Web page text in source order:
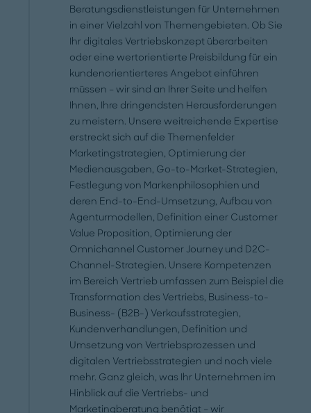
Beratungsdienstleistungen für Unternehmen
in einer Vielzahl von Themengebieten. Ob Sie
Ihr digitales Vertriebskonzept überarbeiten
oder eine wertorientierte Preisbildung für ein
kundenorientierteres Angebot einführen
müssen – wir sind an Ihrer Seite und helfen
Ihnen, Ihre dringendsten Herausforderungen
zu meistern. Unsere weitreichende Expertise
erstreckt sich auf die Themenfelder
Marketingstrategien, Optimierung der
Medienausgaben, Go-to-Market-Strategien,
Festlegung von Markenphilosophien und
deren End-to-End-Umsetzung, Aufbau von
Agenturmodellen, Definition einer Customer
Value Proposition, Optimierung der
Omnichannel Customer Journey und D2C-
Channel-Strategien. Unsere Kompetenzen
im Bereich Vertrieb umfassen zum Beispiel die
Transformation des Vertriebs, Business-to-
Business- (B2B-) Verkaufsstrategien,
Kundenverhandlungen, Definition und
Umsetzung von Vertriebsprozessen und
digitalen Vertriebsstrategien und noch viele
mehr. Ganz gleich, was Ihr Unternehmen im
Hinblick auf die Vertriebs- und
Marketingberatung benötigt – wir